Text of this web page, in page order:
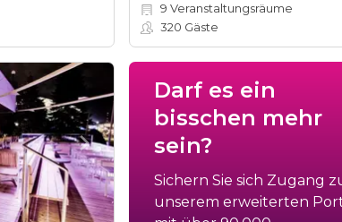
9 Veranstaltungsräume
320 Gäste
Darf es ein
bisschen mehr
sein?
Sichern Sie sich Zugang
unserem erweiterten